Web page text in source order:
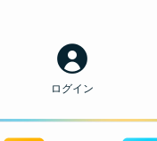
ログイン